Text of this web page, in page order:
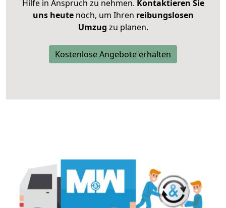
Hilfe in Anspruch zu nehmen. Kontaktieren Sie
uns heutenoch, um Ihren reibungslosen
Umzug zu planen.
Kostenlose Angebote erhalten